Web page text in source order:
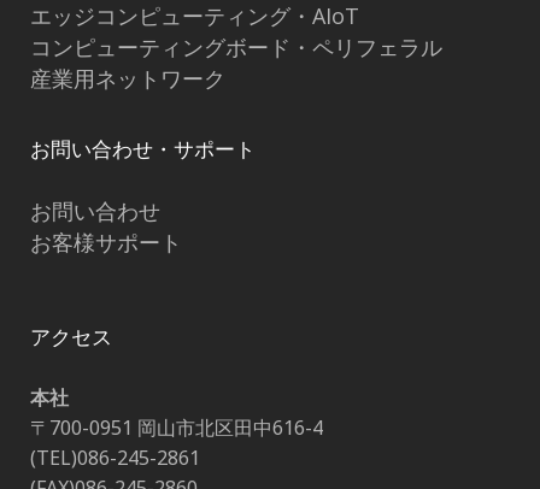
エッジコンピューティング・AIoT
コンピューティングボード・ペリフェラル
産業用ネットワーク
お問い合わせ・サポート
お問い合わせ
お客様サポート
アクセス
本社
〒700-0951 岡山市北区田中616-4
(TEL)086-245-2861